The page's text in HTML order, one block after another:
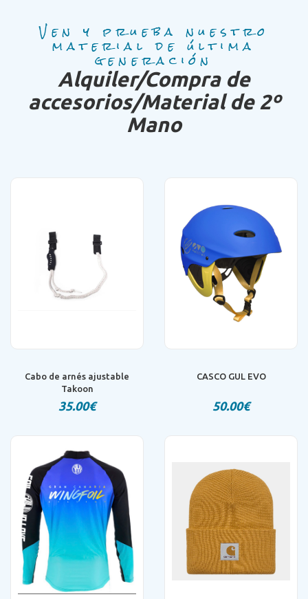
Ven y prueba nuestro
material de última
generación
Alquiler/Compra de
accesorios/Material de 2º
Mano
Cabo de arnés ajustable
Takoon
35.00€
CASCO GUL EVO
50.00€